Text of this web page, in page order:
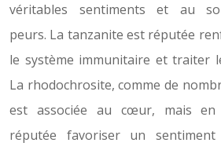
véritables sentiments et au
peurs. La tanzanite est réputée
le système immunitaire et traiter
La rhodochrosite, comme de
est associée au cœur, mais
réputée favoriser un